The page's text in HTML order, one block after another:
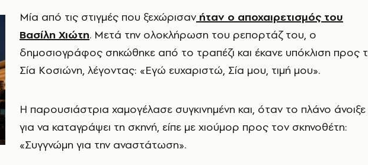
Μία από τις στιγμές που ξεχώρισαν ήταν ο αποχαιρετισμός του
Βασίλη Χιώτη. Μετά την ολοκλήρωση του ρεπορτάζ του, ο
δημοσιογράφος σηκώθηκε από το τραπέζι και έκανε υπόκλιση προς
Σία Κοσιώνη, λέγοντας: «Εγώ ευχαριστώ, Σία μου, τιμή μου».
Η παρουσιάστρια χαμογέλασε συγκινημένη και, όταν το πλάνο άνοιξε
για να καταγράψει τη σκηνή, είπε με χιούμορ προς τον σκηνοθέτη:
«Συγγνώμη για την αναστάτωση».